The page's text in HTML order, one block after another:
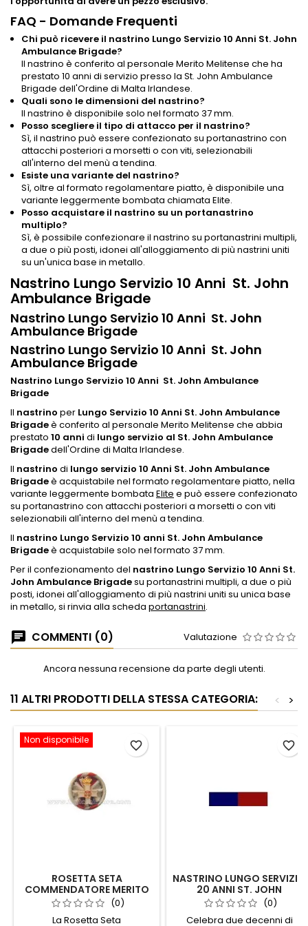
FAQ - Domande Frequenti
Chi può ricevere il nastrino Lungo Servizio 10 Anni St. John
Ambulance Brigade?
Il nastrino è conferito al personale Merito Melitense che ha
prestato 10 anni di servizio presso la St. John Ambulance
Brigade dell'Ordine di Malta Irlandese.
Quali sono le dimensioni del nastrino?
Il nastrino è disponibile solo nel formato 37 mm.
Posso scegliere il tipo di attacco per il nastrino?
Sì, il nastrino può essere confezionato su portanastrino con
attacchi posteriori a morsetti o con viti, selezionabili
all'interno del menù a tendina.
Esiste una variante del nastrino?
Sì, oltre al formato regolamentare piatto, è disponibile una
variante leggermente bombata chiamata Elite.
Posso acquistare il nastrino su un portanastrino
multiplo?
Sì, è possibile confezionare il nastrino su portanastrini multipli,
a due o più posti, idonei all'alloggiamento di più nastrini uniti
su un'unica base in metallo.
Nastrino Lungo Servizio 10 Anni St. John
Ambulance Brigade
Nastrino Lungo Servizio 10 Anni St. John
Ambulance Brigade
Nastrino Lungo Servizio 10 Anni St. John
Ambulance Brigade
Nastrino Lungo Servizio 10 Anni St. John Ambulance
Brigade
Il nastrino per Lungo Servizio 10 Anni St. John Ambulance
Brigadeè conferito al personale Merito Melitense che abbia
prestato 10 anni di lungo servizio al St. John Ambulance
Brigadedell'Ordine di Malta Irlandese.
Il nastrino di lungo servizio 10 Anni St. John Ambulance
Brigadeè acquistabile nel formato regolamentare piatto, nella
variante leggermente bombata Elite e può essere confezionato
su portanastrino con attacchi posteriori a morsetti o con viti
selezionabili all'interno del menù a tendina.
Il nastrino Lungo Servizio 10 anni St. John Ambulance
Brigadeè acquistabile solo nel formato 37 mm.
Per il confezionamento del nastrino Lungo Servizio 10 Anni St.
John Ambulance Brigadesu portanastrini multipli, a due o più
posti, idonei all'alloggiamento di più nastrini uniti su unica base
in metallo, si rinvia alla scheda portanastrini.
COMMENTI (0) Valutazione
Ancora nessuna recensione da parte degli utenti.
11 ALTRI PRODOTTI DELLA STESSA CATEGORIA: >
<
Non disponibile
ROSETTA SETA
COMMENDATORE MERITO
MELITENSE CIVILE
(0)
La Rosetta Seta
favorite_border
NASTRINO LUNGO SERVIZIO
20 ANNI ST. JOHN
AMBULANCE BRIGADE
(0)
Celebra due decenni di
favorite_border